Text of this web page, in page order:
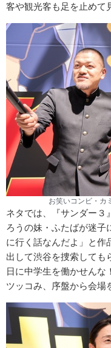
客や観光客も足を止めて
お笑いコンビ・カ
ネタでは、『サンダー３
ろうの妹・ふたばが迷子
に行く話なんだよ」と作
出して渋谷を捜索しても
日に中学生を働かせん
ツッコみ、序盤から会場